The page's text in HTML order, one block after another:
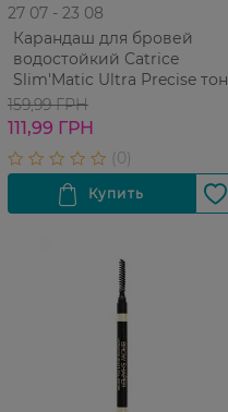
27 07 - 23 08
Карандаш для бровей
водостойкий Catrice
Slim'Matic Ultra Precise тон
015 Ash Blonde 1 шт
159,99 ГРН
111,99 ГРН